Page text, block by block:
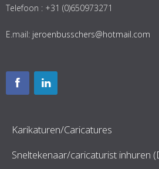
Telefoon : +31 (0)650973271
E.mail: jeroenbusschers@hotmail.com
Karikaturen/Caricatures
Sneltekenaar/caricaturist inhuren